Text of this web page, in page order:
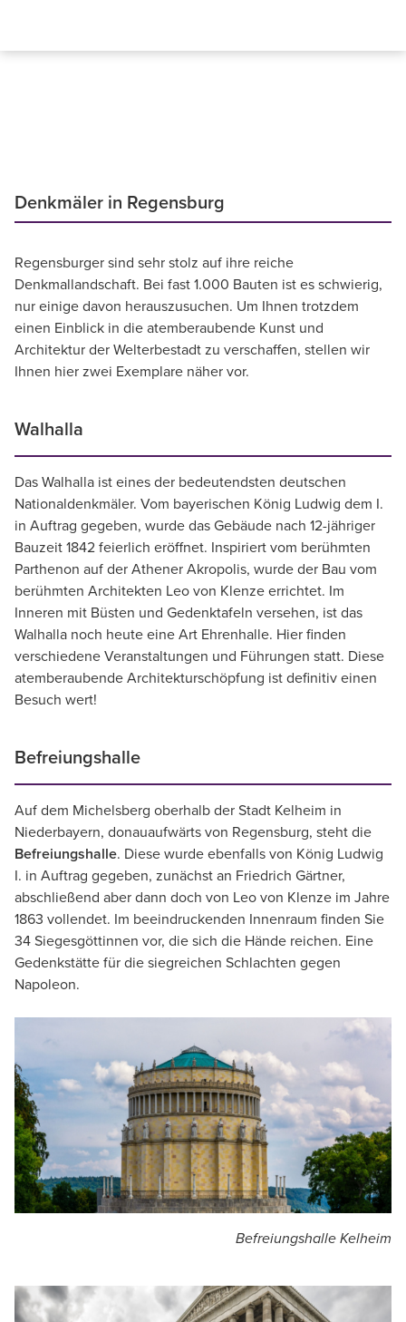
Denkmäler in Regensburg
Regensburger sind sehr stolz auf ihre reiche
Denkmallandschaft. Bei fast 1.000 Bauten ist es schwierig,
nur einige davon herauszusuchen. Um Ihnen trotzdem
einen Einblick in die atemberaubende Kunst und
Architektur der Welterbestadt zu verschaffen, stellen wir
Ihnen hier zwei Exemplare näher vor.
Walhalla
Das Walhalla ist eines der bedeutendsten deutschen
Nationaldenkmäler. Vom bayerischen König Ludwig dem I.
in Auftrag gegeben, wurde das Gebäude nach 12-jähriger
Bauzeit 1842 feierlich eröffnet. Inspiriert vom berühmten
Parthenon auf der Athener Akropolis, wurde der Bau vom
berühmten Architekten Leo von Klenze errichtet. Im
Inneren mit Büsten und Gedenktafeln versehen, ist das
Walhalla noch heute eine Art Ehrenhalle. Hier finden
verschiedene Veranstaltungen und Führungen statt. Diese
atemberaubende Architekturschöpfung ist definitiv einen
Besuch wert!
Befreiungshalle
Auf dem Michelsberg oberhalb der Stadt Kelheim in
Niederbayern, donauaufwärts von Regensburg, steht die
Befreiungshalle. Diese wurde ebenfalls von König Ludwig
I. in Auftrag gegeben, zunächst an Friedrich Gärtner,
abschließend aber dann doch von Leo von Klenze im Jahre
1863 vollendet. Im beeindruckenden Innenraum finden Sie
34 Siegesgöttinnen vor, die sich die Hände reichen. Eine
Gedenkstätte für die siegreichen Schlachten gegen
Napoleon.
Befreiungshalle Kelheim